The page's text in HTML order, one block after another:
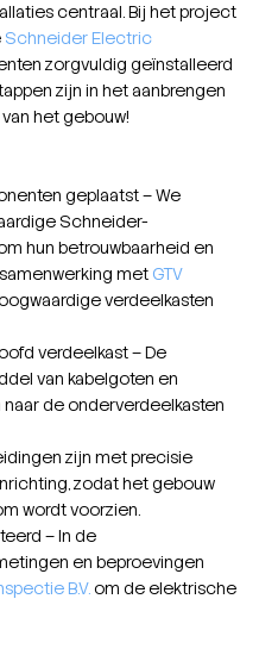
centraal. Bij het project
Schneider Electric
zorgvuldig geïnstalleerd
zijn in het aanbrengen
het gebouw!
geplaatst – We
Schneider-
hun betrouwbaarheid en
met GTV
verdeelkasten
verdeelkast – De
van kabelgoten en
de onderverdeelkasten
zijn met precisie
zodat het gebouw
wordt voorzien.
– In de
en beproevingen
B.V. om de elektrische